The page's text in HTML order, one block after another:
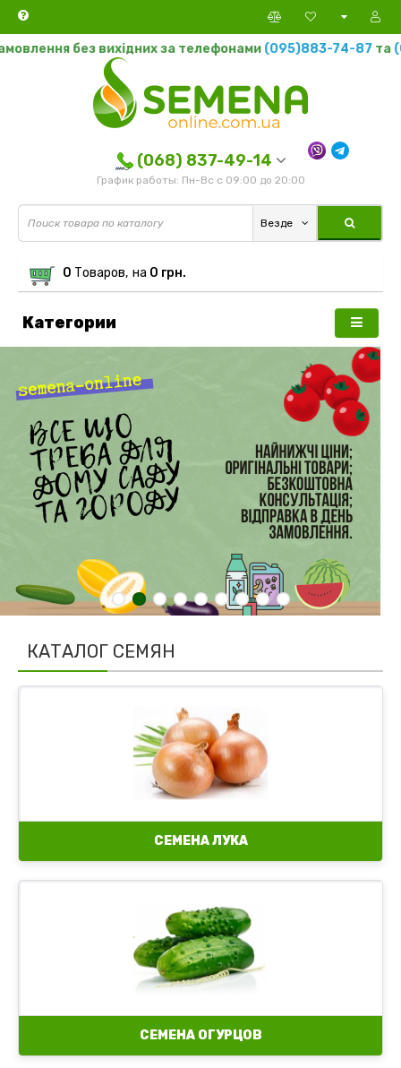
(068) 837-49-14
График работы: Пн-Вс с 09:00 до 20:00
Везде
0 Tоваров, на 0 грн.
вихідних за телефонами(095)883-74-87та(068)837-
Категории
КАТАЛОГ CЕМЯН
СЕМЕНА ЛУКА
Семена лука шнит
Семена озимого лука
Семена репчатого лука
СЕМЕНА ОГУРЦОВ